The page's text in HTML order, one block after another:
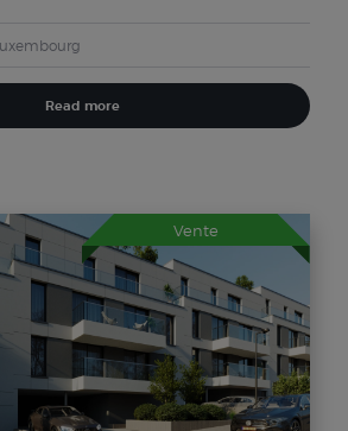
Read more
Vente